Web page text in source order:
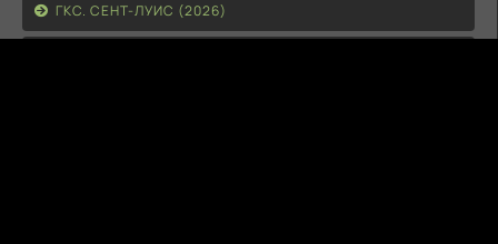
ГКС. СЕНТ-ЛУИС (2026)